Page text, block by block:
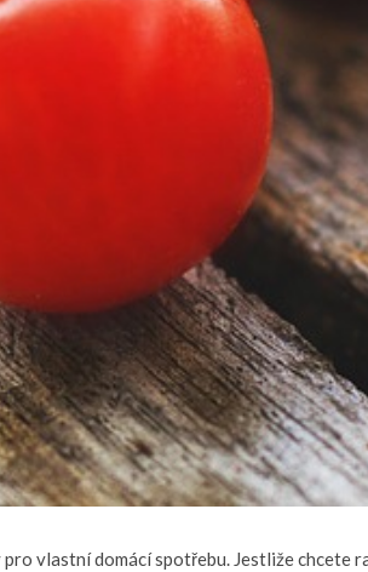
vlastní domácí spotřebu. Jestliže chcete